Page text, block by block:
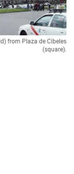
from Plaza de Cibeles
(square).